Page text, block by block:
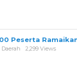
Peserta
Daerah 2,299 Views